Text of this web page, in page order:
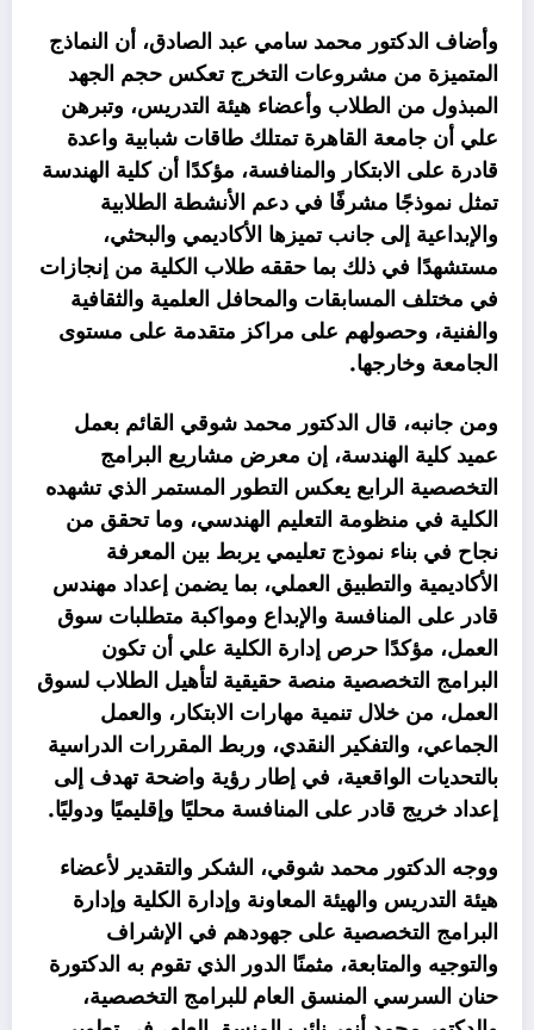
وأضاف الدكتور محمد سامي عبد الصادق، أن النماذج
المتميزة من مشروعات التخرج تعكس حجم الجهد
المبذول من الطلاب وأعضاء هيئة التدريس، وتبرهن
علي أن جامعة القاهرة تمتلك طاقات شبابية واعدة
قادرة على الابتكار والمنافسة، مؤكدًا أن كلية الهندسة
تمثل نموذجًا مشرفًا في دعم الأنشطة الطلابية
والإبداعية إلى جانب تميزها الأكاديمي والبحثي،
مستشهدًا في ذلك بما حققه طلاب الكلية من إنجازات
في مختلف المسابقات والمحافل العلمية والثقافية
والفنية، وحصولهم على مراكز متقدمة على مستوى
الجامعة وخارجها.
ومن جانبه، قال الدكتور محمد شوقي القائم بعمل
عميد كلية الهندسة، إن معرض مشاريع البرامج
التخصصية الرابع يعكس التطور المستمر الذي تشهده
الكلية في منظومة التعليم الهندسي، وما تحقق من
نجاح في بناء نموذج تعليمي يربط بين المعرفة
الأكاديمية والتطبيق العملي، بما يضمن إعداد مهندس
قادر على المنافسة والإبداع ومواكبة متطلبات سوق
العمل، مؤكدًا حرص إدارة الكلية علي أن تكون
البرامج التخصصية منصة حقيقية لتأهيل الطلاب لسوق
العمل، من خلال تنمية مهارات الابتكار، والعمل
الجماعي، والتفكير النقدي، وربط المقررات الدراسية
بالتحديات الواقعية، في إطار رؤية واضحة تهدف إلى
إعداد خريج قادر على المنافسة محليًا وإقليميًا ودوليًا.
ووجه الدكتور محمد شوقي، الشكر والتقدير لأعضاء
هيئة التدريس والهيئة المعاونة وإدارة الكلية وإدارة
البرامج التخصصية على جهودهم في الإشراف
والتوجيه والمتابعة، مثمنًا الدور الذي تقوم به الدكتورة
حنان السرسي المنسق العام للبرامج التخصصية،